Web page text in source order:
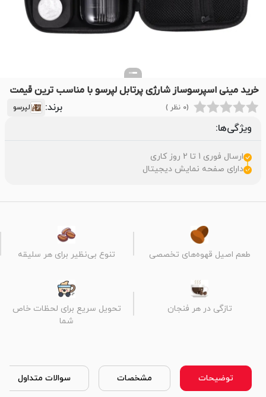
خرید مینی اسپرسوساز شارژی پرتابل لپرسو با مناسب ترین قیمت
(0 نظر ) برند: لپرسو
ویژگی‌ها:
ارسال فوری 1 تا 2 روز کاری
دارای صفحه نمایش دیجیتال
طعم اصیل قهوه‌های تخصصی تنوع بی‌نظیر برای هر سلیقه
تازگی در هر فنجان
تحویل سریع برای لحظات خاص
شما
توضیحات مشخصات سوالات متداول